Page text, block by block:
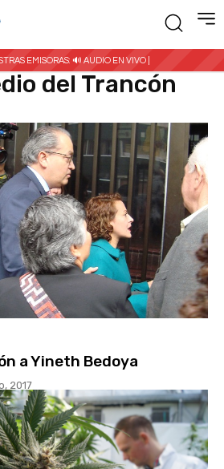
EMISORAS: 🔊 AUDIO EN VIVO |
del Trancón
del Trancón
a Yineth Bedoya
2017